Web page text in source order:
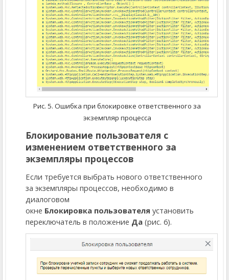
Рис. 5. Ошибка при блокировке ответственного за
экземпляр процесса
Блокирование пользователя с
изменением ответственного за
экземпляры процессов
Если требуется выбрать нового ответственного
за экземпляры процессов, необходимо в
диалоговом
окне Блокировка пользователя установить
переключатель в положение Да (рис. 6).